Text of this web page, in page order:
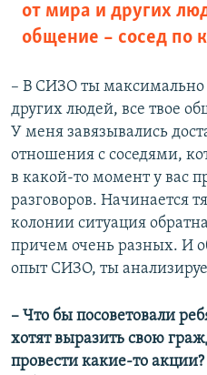
от мира и других
общение – сосед по
– В СИЗО ты максимально
других людей, все твое
У меня завязывались
отношения с соседями,
в какой-то момент у вас
разговоров. Начинается
колонии ситуация
причем очень разных. И
опыт СИЗО, ты
– Что бы посоветовали
хотят выразить свою
провести какие-то